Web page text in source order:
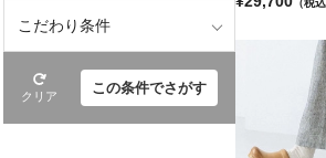
こだわり条件
クリア この条件でさがす
（税込